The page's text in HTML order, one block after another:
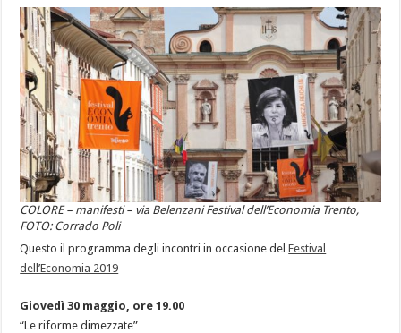
COLORE – manifesti – via Belenzani Festival dell’Economia Trento,
FOTO: Corrado Poli
Questo il programma degli incontri in occasione delFestival
dell’Economia 2019
Giovedì 30 maggio, ore 19.00
“Le riforme dimezzate”